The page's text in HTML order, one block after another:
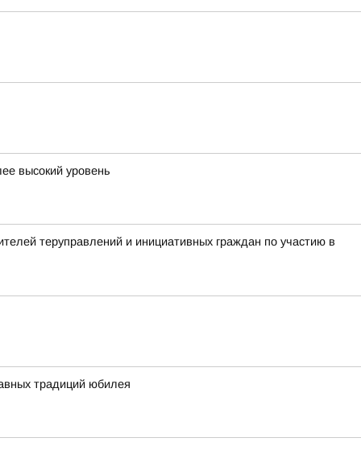
высокий уровень
теруправлений и инициативных граждан по участию в
традиций юбилея